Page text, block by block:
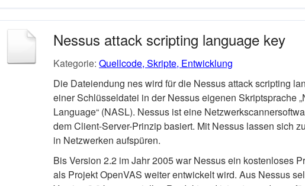
Nessus attack scripting language key
Kategorie:Quellcode, Skripte, Entwicklung
Die Dateiendung nes wird für die Nessus attack scripting
einer Schlüsseldatei in der Nessus eigenen Skriptsprache
Language“ (NASL). Nessus ist eine
dem Client-Server-Prinzip basiert. Mit Nessus lassen sich
in Netzwerken aufspüren.
Bis Version 2.2 im Jahr 2005 war Nessus ein kostenloses
als Projekt OpenVAS weiter entwickelt wird. Aus Nessus